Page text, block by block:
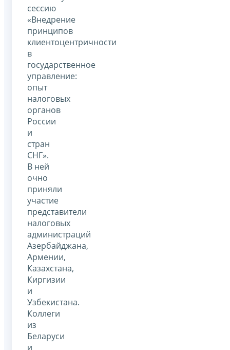
сессию
«Внедрение
принципов
клиентоцентричности
в
государственное
управление:
опыт
налоговых
органов
России
и
стран
СНГ».
В ней
очно
приняли
участие
представители
налоговых
администраций
Азербайджана,
Армении,
Казахстана,
Киргизии
и
Узбекистана.
Коллеги
из
Беларуси
и